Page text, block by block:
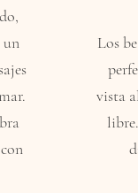
Los
vista